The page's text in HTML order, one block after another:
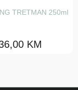
TRETMAN 250ml
KM